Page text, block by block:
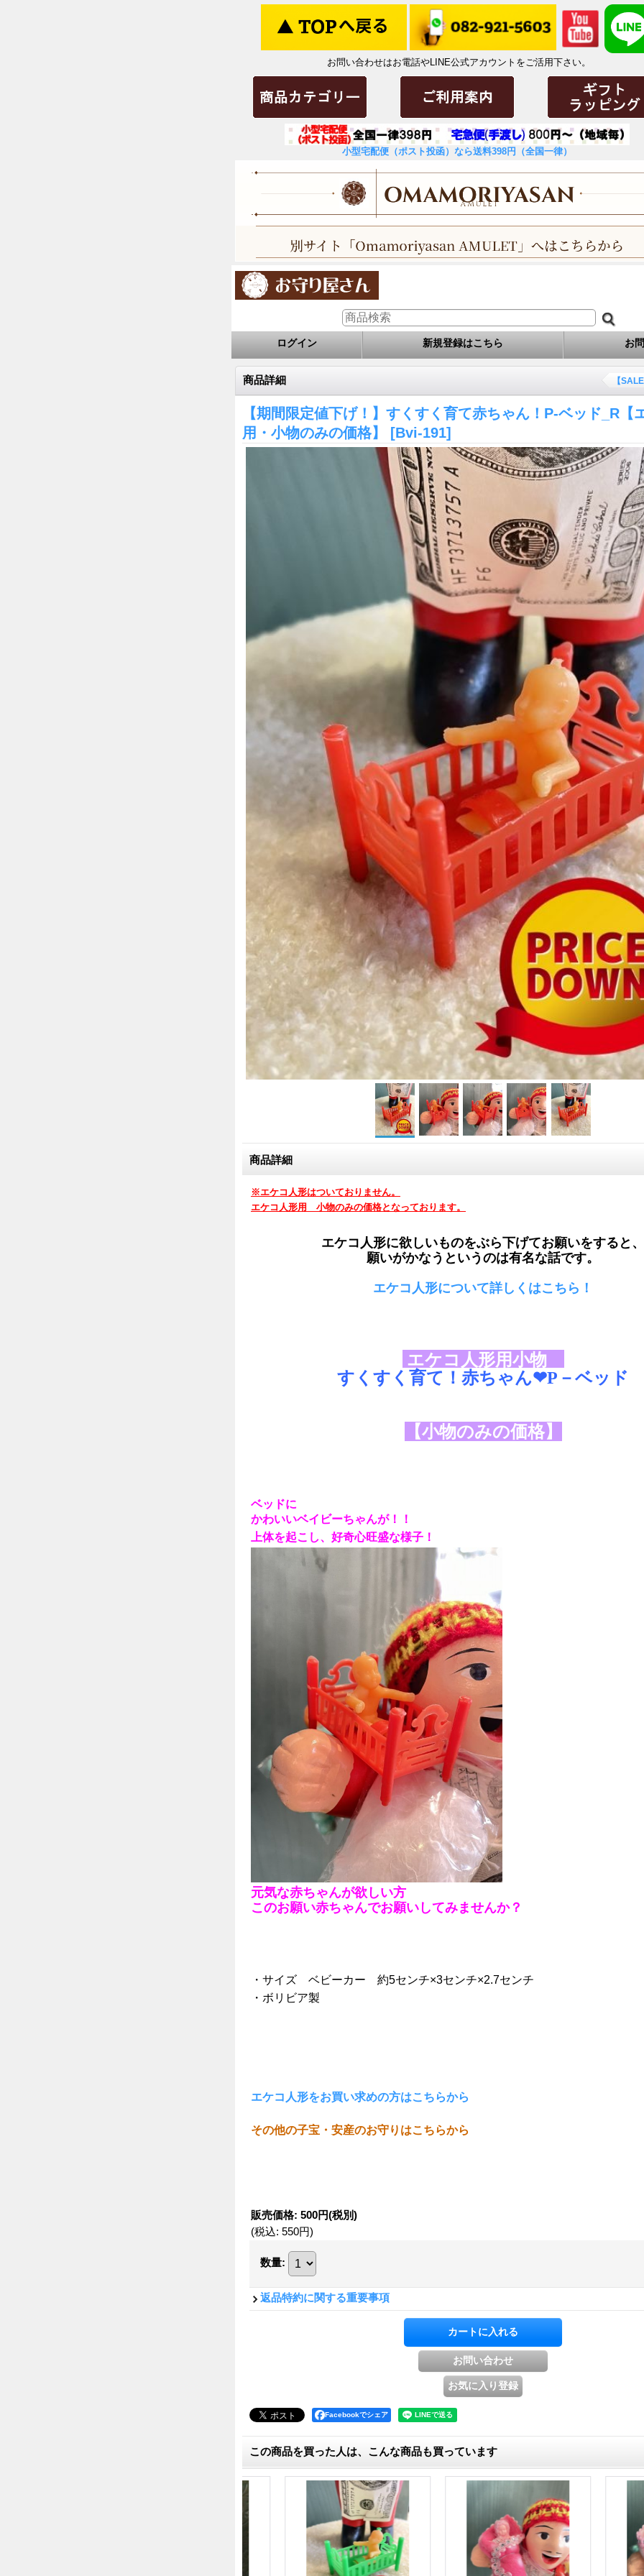
お問い合わせはお電話やLINE公式アカウントをご活用下さい。
小型宅配便（ポスト投函）なら送料398円（全国一律）
ログイン 新規登録はこちら お
商品詳細 【
【期間限定値下げ！】すくすく育て赤ちゃん！P-ベッド_R【
用・小物のみの価格】 [Bvi-191]
商品詳細
※エケコ人形はついておりません。
エケコ人形用 小物のみの価格となっております。
エケコ人形に欲しいものをぶら下げてお願いをすると、
願いがかなうというのは有名な話です。
エケコ人形について詳しくはこちら！
エケコ人形用小物
すくすく育て！赤ちゃん❤P－ベッド
【小物のみの価格】
ベッドに
かわいいベイビーちゃんが！！
上体を起こし、好奇心旺盛な様子！
元気な赤ちゃんが欲しい方
このお願い赤ちゃんでお願いしてみませんか？
・サイズ ベビーカー 約5センチ×3センチ×2.7センチ
・ボリビア製
エケコ人形をお買い求めの方はこちらから
その他の子宝・安産のお守りはこちらから
販売価格: 500円(税別)
(税込: 550円)
数量:
返品特約に関する重要事項
Facebookでシェア
この商品を買った人は、こんな商品も買っています